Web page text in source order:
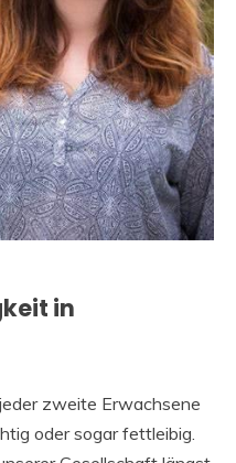
in
zweite Erwachsene
oder sogar fettleibig.